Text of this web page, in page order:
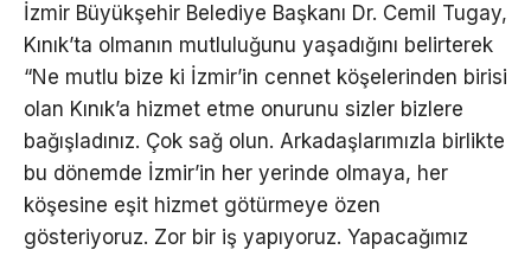
İzmir Büyükşehir Belediye Başkanı Dr. Cemil Tugay,
Kınık’ta olmanın mutluluğunu yaşadığını belirterek
“Ne mutlu bize ki İzmir’in cennet köşelerinden birisi
olan Kınık’a hizmet etme onurunu sizler bizlere
bağışladınız. Çok sağ olun. Arkadaşlarımızla birlikte
bu dönemde İzmir’in her yerinde olmaya, her
köşesine eşit hizmet götürmeye özen
gösteriyoruz. Zor bir iş yapıyoruz. Yapacağımız